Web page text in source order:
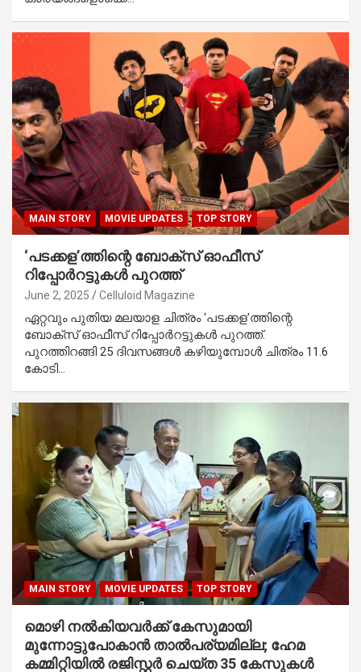
MAIN STORY MOVIE UPDATES TOP STORY
‘പടക്കള’ത്തിന്റെ ബോക്സ് ഓഫീസ്
റിപ്പോർറട്ടുകൾ പുറത്ത്
June 2, 2025 Celluloid Magazine
ഏറ്റവും പുതിയ മലയാള ചിത്രം ‘പടക്കള’ത്തിന്റെ
ബോക്സ് ഓഫീസ് റിപ്പോർറട്ടുകൾ പുറത്ത്.
പുറത്തിറങ്ങി 25 ദിവസങ്ങൾ കഴിയുമ്പോൾ ചിത്രം 11.6
കോടി…
MAIN STORY MOVIE UPDATES TOP STORY
മൊഴി നൽകിയവർക്ക് കേസുമായി
മുന്നോട്ടുപോകാൻ താൽപര്യമില്ല; ഹേമ
കമ്മിറ്റിയിൽ രജിസ്റ്റർ ചെയ്ത 35 കേസുകൾ